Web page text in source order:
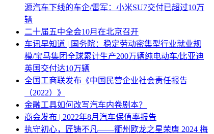
源汽车下线的车企/雷军：小米SU7交付已超过10万
辆
二十届五中全会10月在北京召开
车讯早知道 | 国务院：稳定劳动密集型行业就业规
模/宝马集团全球累计生产200万辆纯电动车/比亚迪
英国交付达10万辆
全国工商联发布《中国民营企业社会责任报告
（2022）》
金融工具如何改写汽车内卷剧本？
商会发布 | 2022年8月汽车保值率报告
执守初心，匠铸不凡——衢州欧龙之星荣膺 2024 梅